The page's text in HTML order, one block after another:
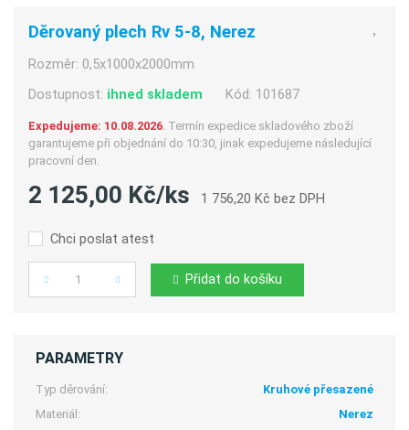
Děrovaný plech Rv 5-8, Nerez
Rozměr: 0,5x1000x2000mm
Dostupnost: ihned skladem Kód: 101687
Expedujeme: 10.08.2026. Termín expedice skladového zboží
garantujeme při objednání do 10:30, jinak expedujeme následující
pracovní den.
2 125,00 Kč/ks 1 756,20 Kč bez DPH
Chci poslat atest
Počet Přidat do košíku
PARAMETRY
Typ děrování:
Kruhové přesazené
Materiál:
Nerez